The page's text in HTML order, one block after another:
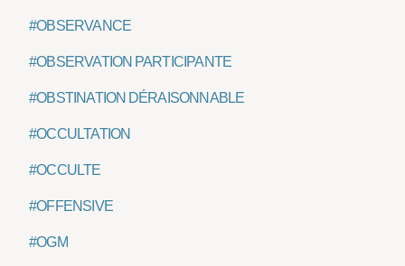
#OBSERVANCE
#OBSERVATION PARTICIPANTE
#OBSTINATION DÉRAISONNABLE
#OCCULTATION
#OCCULTE
#OFFENSIVE
#OGM